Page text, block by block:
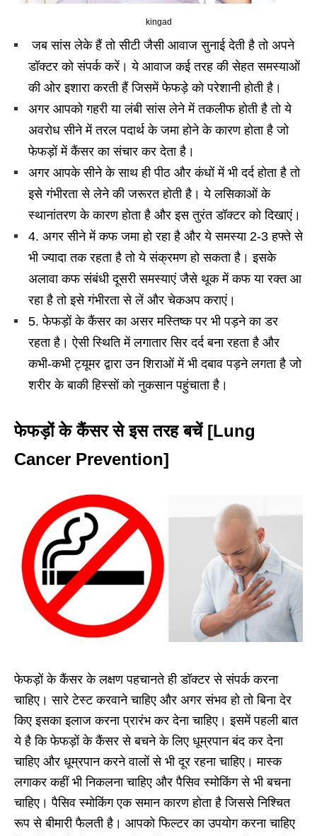
kingad
जब सांस लेके हैं तो सीटी जैसी आवाज सुनाई देती है तो अपने
डॉक्टर को संपर्क करें। ये आवाज कई तरह की सेहत समस्याओं
की ओर इशारा करती हैं जिसमें फेफड़े को परेशानी होती है।
अगर आपको गहरी या लंबी सांस लेने में तकलीफ होती है तो ये
अवरोध सीने में तरल पदार्थ के जमा होने के कारण होता है जो
फेफड़ों में कैंसर का संचार कर देता है।
अगर आपके सीने के साथ ही पीठ और कंधों में भी दर्द होता है तो
इसे गंभीरता से लेने की जरूरत होती है। ये लसिकाओं के
स्थानांतरण के कारण होता है और इस तुरंत डॉक्टर को दिखाएं।
4. अगर सीने में कफ जमा हो रहा है और ये समस्या 2-3 हफ्ते से
भी ज्यादा तक रहता है तो ये संक्रमण हो सकता है। इसके
अलावा कफ संबंधी दूसरी समस्याएं जैसे थूक में कफ या रक्त आ
रहा है तो इसे गंभीरता से लें और चेकअप कराएं।
5. फेफड़ों के कैंसर का असर मस्तिष्क पर भी पड़ने का डर
रहता है। ऐसी स्थिति में लगातार सिर दर्द बना रहता है और
कभी-कभी ट्यूमर द्वारा उन शिराओं में भी दबाव पड़ने लगता है जो
शरीर के बाकी हिस्सों को नुकसान पहुंचाता है।
फेफड़ों के कैंसर से इस तरह बचें [Lung
Cancer Prevention]
फेफड़ों के कैंसर के लक्षण पहचानते ही डॉक्टर से संपर्क करना
चाहिए। सारे टेस्ट करवाने चाहिए और अगर संभव हो तो बिना देर
किए इसका इलाज करना प्रारंभ कर देना चाहिए। इसमें पहली बात
ये है कि फेफड़ों के कैंसर से बचने के लिए धूम्रपान बंद कर देना
चाहिए और धूम्रपान करने वालों से भी दूर रहना चाहिए। मास्क
लगाकर कहीं भी निकलना चाहिए और पैसिव स्मोकिंग से भी बचना
चाहिए। पैसिव स्मोकिंग एक समान कारण होता है जिससे निश्चित
रूप से बीमारी फैलती है। आपको फिल्टर का उपयोग करना चाहिए